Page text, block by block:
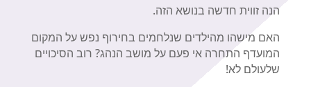
הנה זווית חדשה בנושא הזה.
האם מישהו מהילדים שנלחמים בחירוף נפש על המקום
המועדף התחרה אי פעם על מושב הנהג? רוב הסיכויים
שלעולם לא!